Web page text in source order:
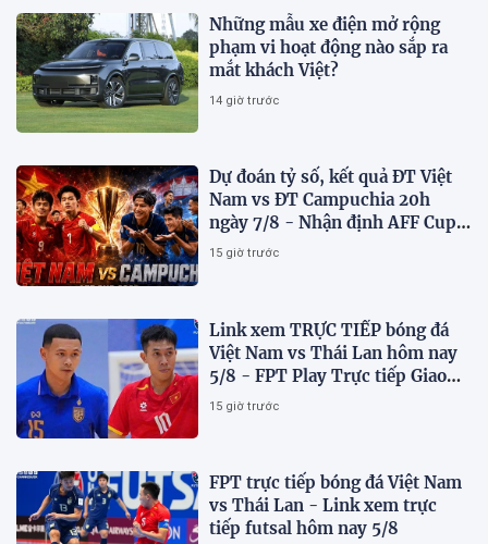
Những mẫu xe điện mở rộng
phạm vi hoạt động nào sắp ra
mắt khách Việt?
14 giờ trước
Dự đoán tỷ số, kết quả ĐT Việt
Nam vs ĐT Campuchia 20h
ngày 7/8 - Nhận định AFF Cup
2026
15 giờ trước
Link xem TRỰC TIẾP bóng đá
Việt Nam vs Thái Lan hôm nay
5/8 - FPT Play Trực tiếp Giao
hữu futsal 2026
15 giờ trước
FPT trực tiếp bóng đá Việt Nam
vs Thái Lan - Link xem trực
tiếp futsal hôm nay 5/8